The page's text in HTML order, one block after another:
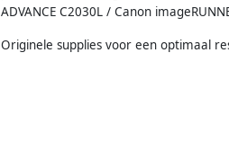
ADVANCE C2030L / Canon
Originele supplies voor een optimaal